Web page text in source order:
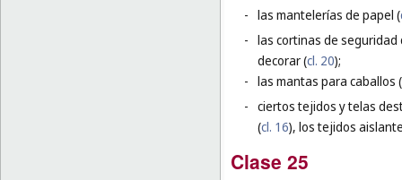
- las mantelerías de papel (
- las cortinas de seguridad
decorar (cl. 20);
- las mantas para caballos (
- ciertos tejidos y telas
(cl. 16), los tejidos
Clase 25